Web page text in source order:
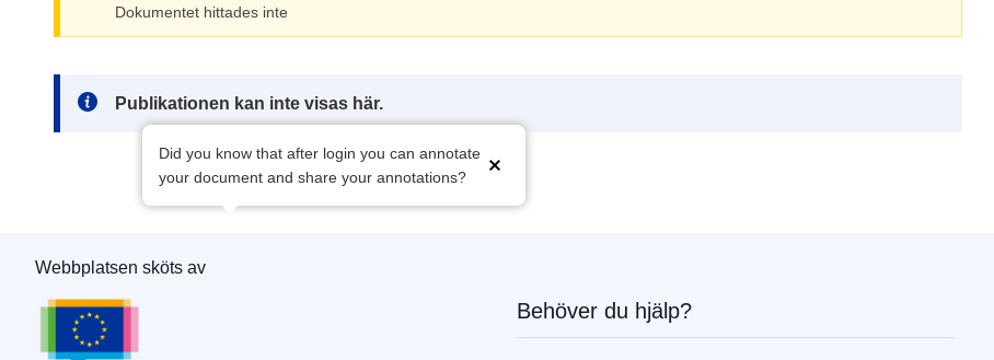
Dokumentet hittades inte
Note:
Publikationen kan inte visas här.
Did you know that after login you can annotate
your document and share your annotations?
Europeiska unionens publikationsbyrå
Webbplatsen sköts av
Behöver du hjälp?